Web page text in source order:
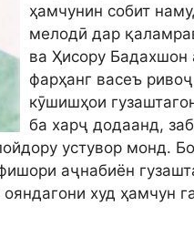
ҳамчунин собит
мелодӣ дар
ва Ҳисору Бадахшон
фарҳанг васеъ
кӯшишҳои
ба харҷ додаанд,
устувор монд.
аҷнабиён
худ ҳамчун